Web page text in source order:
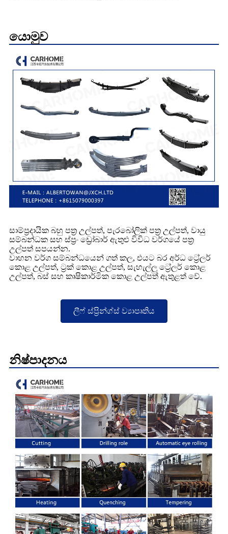
යොමුව
සාම්ප්‍රදායික බහු පත්‍ර උල්පත්, පැරබෝලික් පත්‍ර උල්පත්, වායු
සම්බන්ධක සහ ස්ප්‍රං ඩ්‍රෝබාර් ඇතුළු විවිධ වර්ගයේ පත්‍ර
උල්පත් සපයන්න.
වාහන වර්ග සම්බන්ධයෙන් ගත් කල, එයට බර අර්ධ ට්‍රේලර්
කොළ උල්පත්, ට්‍රක් කොළ උල්පත්, සැහැල්ලු ට්‍රේලර් කොළ
උල්පත්, බස් සහ කෘෂිකාර්මික කොළ උල්පත් ඇතුළත් වේ.
ලීෆ් ස්ප්‍රින්ග්ස් ව්‍යාපෘතිය
නිෂ්පාදනය